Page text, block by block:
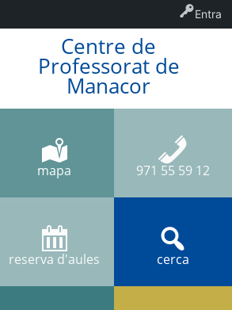
Centre de
Professorat de
Manacor
mapa 971 55 59 12
reserva d'aules cerca
Entra